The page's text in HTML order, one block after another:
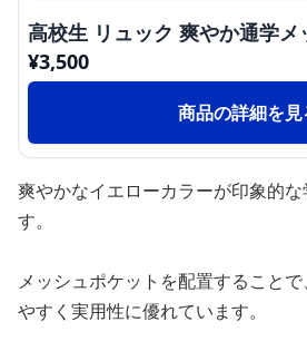
高校生 リュック 爽やか通学メ
¥3,500
商品の詳細を見
爽やかなイエローカラーが印象的
す。
メッシュポケットを配置すること
やすく実用性に優れています。